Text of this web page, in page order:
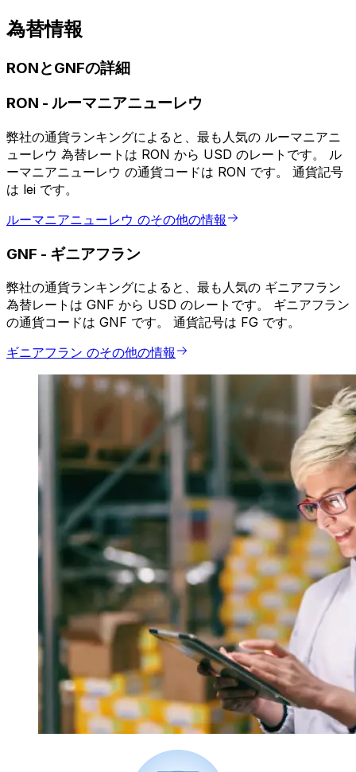
為替情報
RONとGNFの詳細
RON - ルーマニアニューレウ
弊社の通貨ランキングによると、最も人気の ルーマニアニ
ューレウ 為替レートは RON から USD のレートです。 ル
ーマニアニューレウ の通貨コードは RON です。 通貨記号
は lei です。
ルーマニアニューレウ のその他の情報
GNF - ギニアフラン
弊社の通貨ランキングによると、最も人気の ギニアフラン
為替レートは GNF から USD のレートです。 ギニアフラン
の通貨コードは GNF です。 通貨記号は FG です。
ギニアフラン のその他の情報